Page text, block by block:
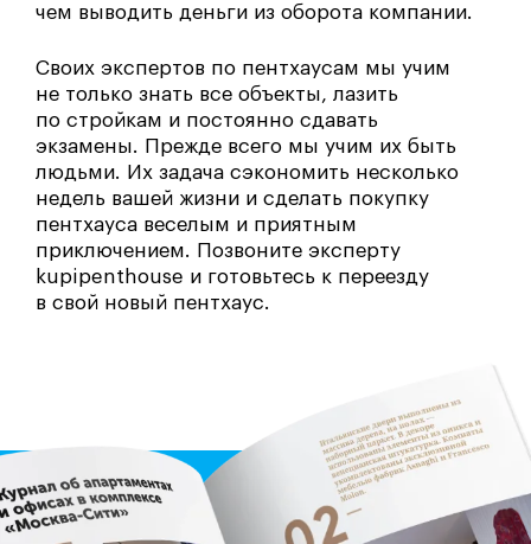
чем выводить деньги из оборота компании.
Своих экспертов по пентхаусам мы учим
не только знать все объекты, лазить
по стройкам и постоянно сдавать
экзамены. Прежде всего мы учим их быть
людьми. Их задача сэкономить несколько
недель вашей жизни и сделать покупку
пентхауса веселым и приятным
приключением. Позвоните эксперту
kupipenthouse и готовьтесь к переезду
в свой новый пентхаус.